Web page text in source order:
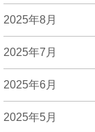
2025年8月
2025年7月
2025年6月
2025年5月